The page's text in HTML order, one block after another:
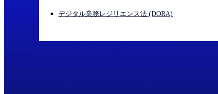
デジタル業務レジリエンス法 (DORA)